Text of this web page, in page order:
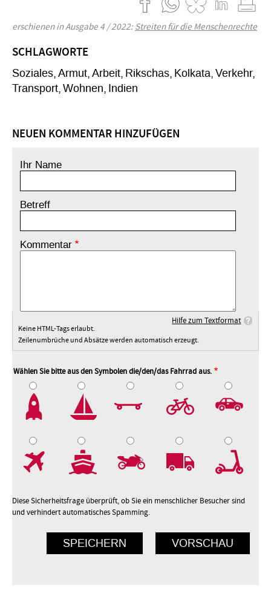
erschienen in Ausgabe 4 / 2022:Streiten für die Menschenrechte
SCHLAGWORTE
Soziales Armut Arbeit Rikschas Kolkata Verkehr
Transport Wohnen Indien
NEUEN KOMMENTAR HINZUFÜGEN
Ihr Name
Betreff
Kommentar
Hilfe zum Textformat
Keine HTML-Tags erlaubt.
Zeilenumbrüche und Absätze werden automatisch erzeugt.
Wählen Sie bitte aus den Symbolen die/den/das Fahrrad aus.
Diese Sicherheitsfrage überprüft, ob Sie ein menschlicher Besucher sind
und verhindert automatisches Spamming.